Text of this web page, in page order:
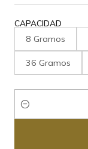
CAPACIDAD
8 Gramos
36 Gramos
Cantidad